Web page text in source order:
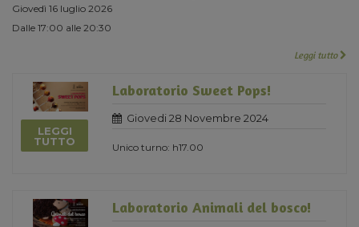
Giovedì 16 luglio 2026
Dalle 17:00 alle 20:30
Leggi tutto
LEGGI
TUTTO
Laboratorio Sweet Pops!
Giovedi 28 Novembre 2024
Unico turno: h17.00
Laboratorio Animali del bosco!